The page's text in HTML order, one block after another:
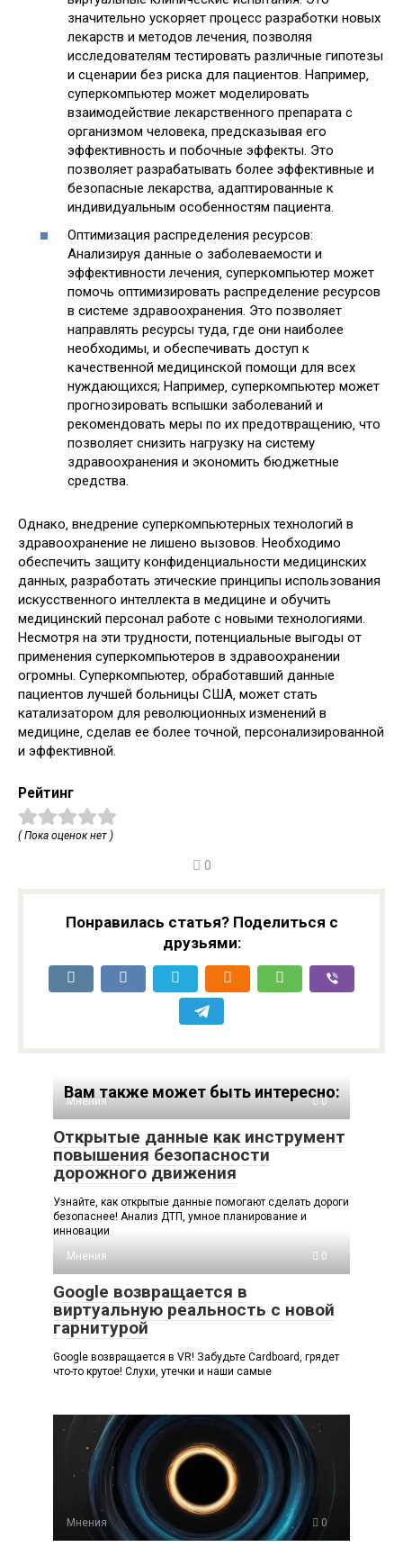
значительно ускоряет процесс разработки новых
лекарств и методов лечения‚ позволяя
исследователям тестировать различные гипотезы
и сценарии без риска для пациентов. Например‚
суперкомпьютер может моделировать
взаимодействие лекарственного препарата с
организмом человека‚ предсказывая его
эффективность и побочные эффекты. Это
позволяет разрабатывать более эффективные и
безопасные лекарства‚ адаптированные к
индивидуальным особенностям пациента.
Оптимизация распределения ресурсов:
Анализируя данные о заболеваемости и
эффективности лечения‚ суперкомпьютер может
помочь оптимизировать распределение ресурсов
в системе здравоохранения. Это позволяет
направлять ресурсы туда‚ где они наиболее
необходимы‚ и обеспечивать доступ к
качественной медицинской помощи для всех
нуждающихся; Например‚ суперкомпьютер может
прогнозировать вспышки заболеваний и
рекомендовать меры по их предотвращению‚ что
позволяет снизить нагрузку на систему
здравоохранения и экономить бюджетные
средства.
Однако‚ внедрение суперкомпьютерных технологий в
здравоохранение не лишено вызовов. Необходимо
обеспечить защиту конфиденциальности медицинских
данных‚ разработать этические принципы использования
искусственного интеллекта в медицине и обучить
медицинский персонал работе с новыми технологиями.
Несмотря на эти трудности‚ потенциальные выгоды от
применения суперкомпьютеров в здравоохранении
огромны. Суперкомпьютер‚ обработавший данные
пациентов лучшей больницы США‚ может стать
катализатором для революционных изменений в
медицине‚ сделав ее более точной‚ персонализированной
и эффективной.
Рейтинг
( Пока оценок нет )
0
Понравилась статья? Поделиться с
друзьями:
Вам также может быть интересно:
Мнения 0
Открытые данные как инструмент
повышения безопасности
дорожного движения
Узнайте, как открытые данные помогают сделать дороги
безопаснее! Анализ ДТП, умное планирование и
инновации
Мнения
0
Google возвращается в
виртуальную реальность с новой
гарнитурой
Google возвращается в VR! Забудьте Cardboard, грядет
что-то крутое! Слухи, утечки и наши самые
Мнения 0